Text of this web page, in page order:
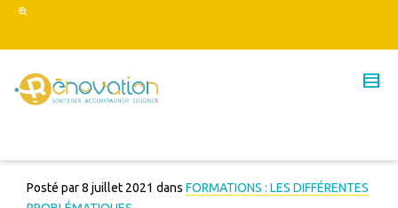
Posté par8 juillet 2021 dans FORMATIONS : LES DIFFÉRENTES